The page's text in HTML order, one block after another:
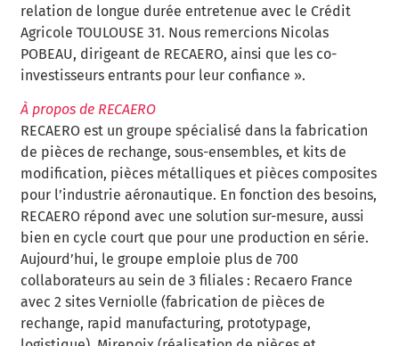
relation de longue durée entretenue avec le Crédit
Agricole TOULOUSE 31. Nous remercions Nicolas
POBEAU, dirigeant de RECAERO, ainsi que les co-
investisseurs entrants pour leur confiance ».
À propos de RECAERO
RECAERO est un groupe spécialisé dans la fabrication
de pièces de rechange, sous-ensembles, et kits de
modification, pièces métalliques et pièces composites
pour l’industrie aéronautique. En fonction des besoins,
RECAERO répond avec une solution sur-mesure, aussi
bien en cycle court que pour une production en série.
Aujourd’hui, le groupe emploie plus de 700
collaborateurs au sein de 3 filiales : Recaero France
avec 2 sites Verniolle (fabrication de pièces de
rechange, rapid manufacturing, prototypage,